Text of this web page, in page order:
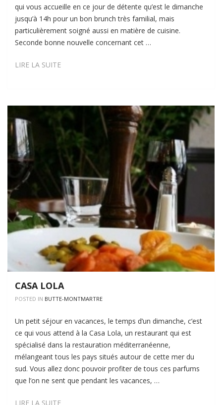
qui vous accueille en ce jour de détente qu’est le dimanche
jusqu’à 14h pour un bon brunch très familial, mais
particulièrement soigné aussi en matière de cuisine.
Seconde bonne nouvelle concernant cet …
LIRE LA SUITELE
CASA LOLA
POSTED IN BUTTE-MONTMARTRE
Un petit séjour en vacances, le temps d’un dimanche, c’est
ce qui vous attend à la Casa Lola, un restaurant qui est
spécialisé dans la restauration méditerranéenne,
mélangeant tous les pays situés autour de cette mer du
sud. Vous allez donc pouvoir profiter de tous ces parfums
que l’on ne sent que pendant les vacances, …
LIRE LA SUITECASA